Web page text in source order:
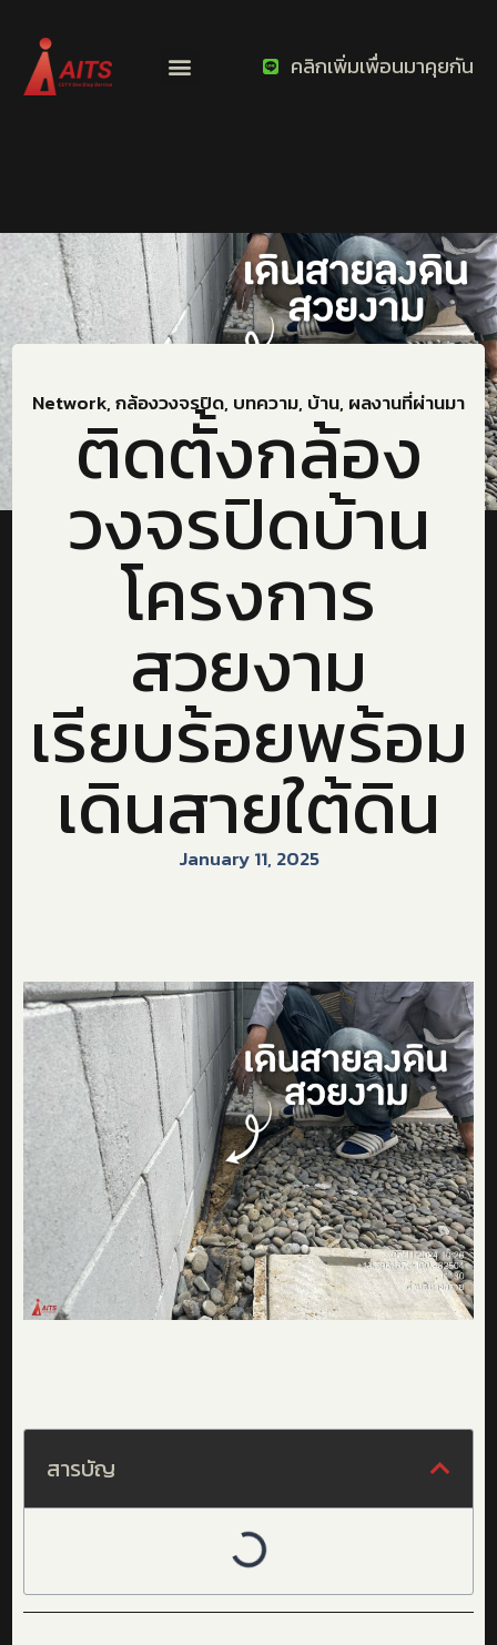
คลิกเพิ่มเพื่อนมาคุยกัน
Network,กล้องวงจรปิด, บทความ, บ้าน, ผลงานที่ผ่านมา
ติดตั้งกล้อง
วงจรปิดบ้าน
โครงการ
สวยงาม
เรียบร้อยพร้อม
เดินสายใต้ดิน
January 11, 2025
สารบัญ